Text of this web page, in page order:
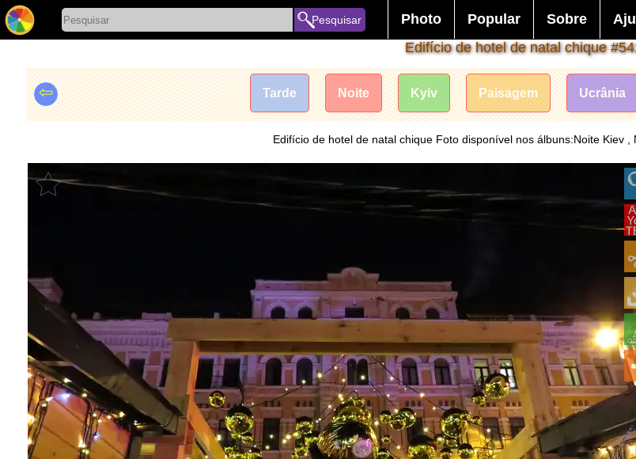
Pesquisar Photo Popular Sobre
Edifício de hotel de natal chique
Tarde Noite Kyiv Paisagem Ucrânia
⇦
Edifício de hotel de natal chique Foto disponível nos álbuns:Noite Kiev